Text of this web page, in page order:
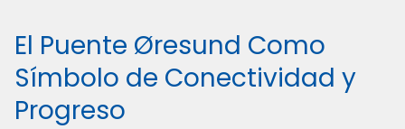
El Puente Øresund Como
Símbolo de Conectividad y
Progreso